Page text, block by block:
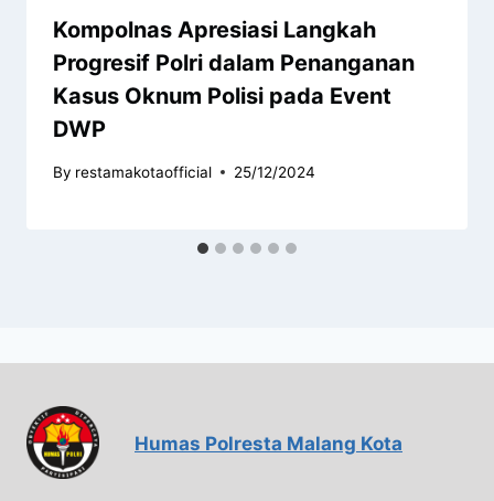
Kompolnas Apresiasi Langkah
Progresif Polri dalam Penanganan
Kasus Oknum Polisi pada Event
DWP
By restamakotaofficial 25/12/2024
Humas Polresta Malang Kota